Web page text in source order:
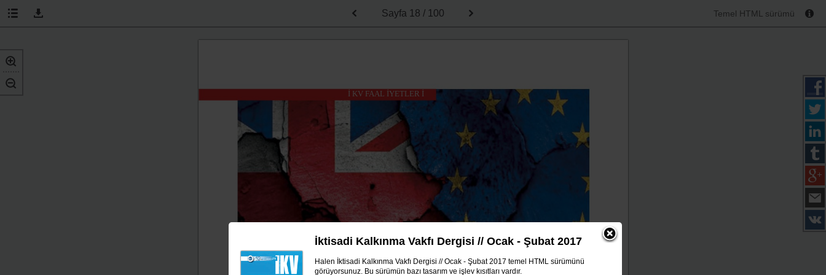
İktisadi Kalkınma Vakfı Dergisi // Ocak - Şubat 2017
Halen İktisadi Kalkınma Vakfı Dergisi // Ocak - Şubat 2017 temel HTML sürümünü
görüyorsunuz. Bu sürümün bazı tasarım ve işlev kısıtları vardır.
Sayfa 18 / 100 Temel HTML sürümü
İ KV FAAL İYETLER İ